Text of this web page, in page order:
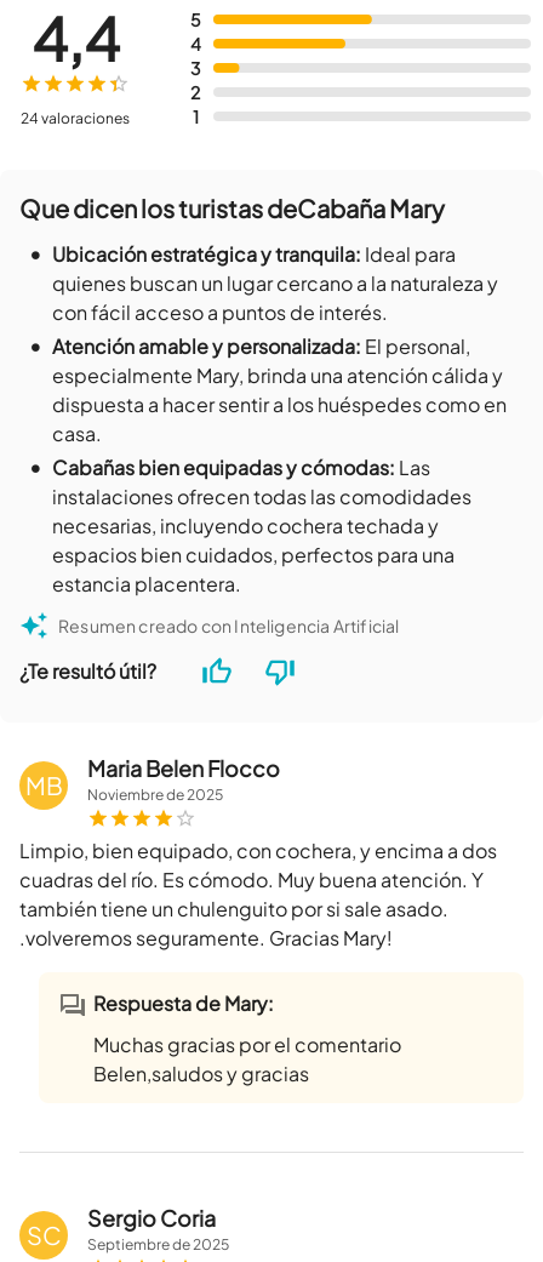
5
4
3
2
1
4,4
24 valoraciones
Que dicen los turistas deCabaña Mary
• Ubicación estratégica y tranquila: Ideal para
quienes buscan un lugar cercano a la naturaleza y
con fácil acceso a puntos de interés.
• Atención amable y personalizada: El personal,
especialmente Mary, brinda una atención cálida y
dispuesta a hacer sentir a los huéspedes como en
casa.
• Cabañas bien equipadas y cómodas: Las
instalaciones ofrecen todas las comodidades
necesarias, incluyendo cochera techada y
espacios bien cuidados, perfectos para una
estancia placentera.
Resumen creado con Inteligencia Artificial
¿Te resultó útil?
MB
Maria Belen Flocco
Noviembrede2025
Limpio, bien equipado, con cochera, y encima a dos
cuadras del río. Es cómodo. Muy buena atención. Y
también tiene un chulenguito por si sale asado.
.volveremos seguramente. Gracias Mary!
Respuesta de Mary:
Muchas gracias por el comentario
Belen,saludos y gracias
SC
Sergio Coria
Septiembrede2025